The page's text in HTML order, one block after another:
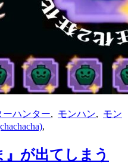
ーハンター モンハン
モン
が出てしまう